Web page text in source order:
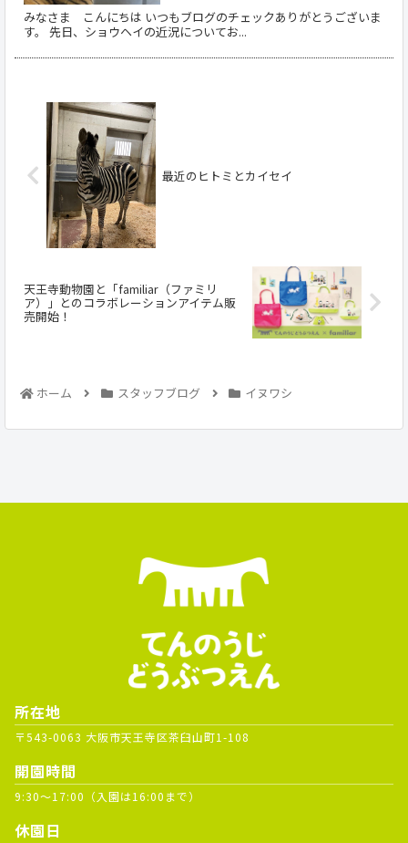
みなさま こんにちは いつもブログのチェックありがとうございま
す。 先日、ショウヘイの近況についてお...
最近のヒトミとカイセイ
天王寺動物園と「familiar（ファミリ
ア）」とのコラボレーションアイテム販
売開始！
ホーム スタッフブログ イヌワシ
所在地
〒543-0063 大阪市天王寺区茶臼山町1-108
開園時間
9:30～17:00（入園は16:00まで）
休園日